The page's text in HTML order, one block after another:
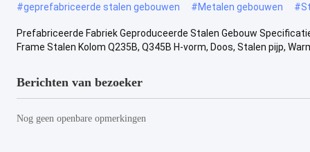
#geprefabriceerde stalen gebouwen #Metalen gebouwen #
Prefabriceerde Fabriek Geproduceerde Stalen Gebouw​
Frame Stalen Kolom Q235B, Q345B H-vorm, Doos, Stalen pijp,
Berichten van bezoeker
Nog geen openbare opmerkingen